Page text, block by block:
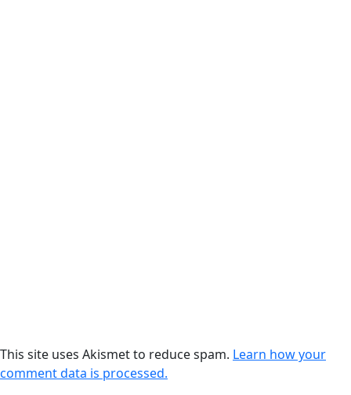
This site uses Akismet to reduce spam. Learn how your
comment data is processed.